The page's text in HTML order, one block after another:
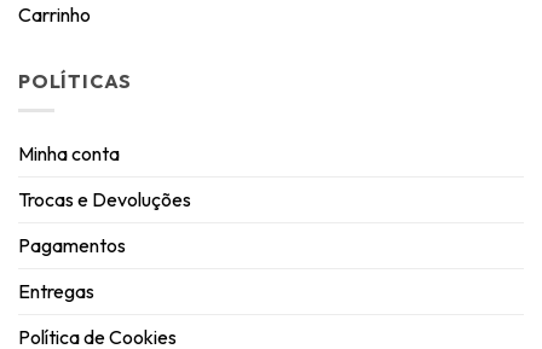
Carrinho
POLÍTICAS
Minha conta
Trocas e Devoluções
Pagamentos
Entregas
Política de Cookies